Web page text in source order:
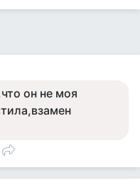
он не моя